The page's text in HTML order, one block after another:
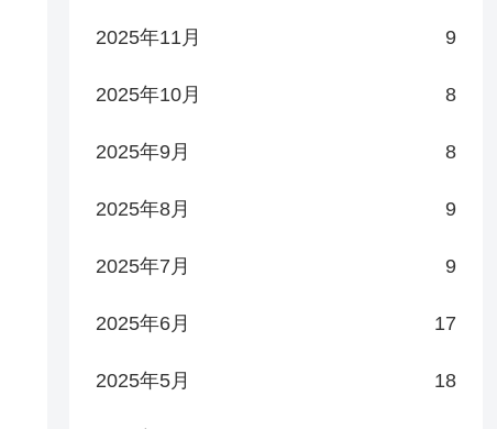
2025年11月 9
2025年10月 8
2025年9月 8
2025年8月 9
2025年7月 9
2025年6月 17
2025年5月 18